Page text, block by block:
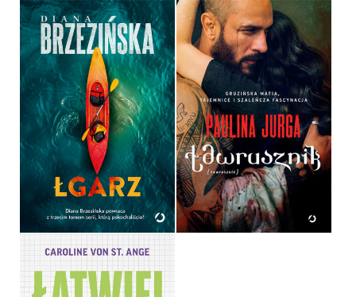
ŁGARZ
DIANA BRZEZIŃSKA
OPRAWA MIĘKKA
49,99 ZŁ
ŁAWRUSZNIK
PAULINA JURGA
OPRAWA MIĘKKA
44,99 ZŁ